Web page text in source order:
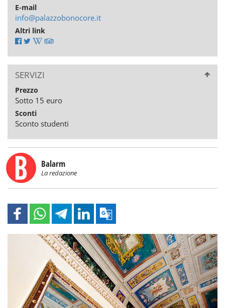
E-mail
info@palazzobonocore.it
Altri link
SERVIZI
Prezzo
Sotto 15 euro
Sconti
Sconto studenti
Balarm
La redazione